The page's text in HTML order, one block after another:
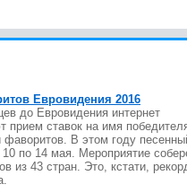
Евровидения 2016
до Евровидения интернет
прием ставок на имя
фаворитов. В этом году
по 14 мая. Мероприятие
из 43 стран. Это, кстати,